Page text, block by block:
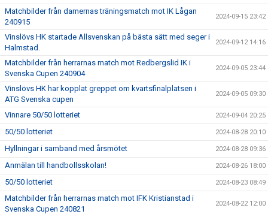
Matchbilder från damernas träningsmatch mot IK Lågan
240915
2024-09-15 23:42
Vinslövs HK startade Allsvenskan på bästa sätt med seger i
Halmstad.
2024-09-12 14:16
Matchbilder från herrarnas match mot Redbergslid IK i
Svenska Cupen 240904
2024-09-05 23:44
Vinslövs HK har kopplat greppet om kvartsfinalplatsen i
ATG Svenska cupen
2024-09-05 09:30
Vinnare 50/50 lotteriet 2024-09-04 20:25
50/50 lotteriet 2024-08-28 20:10
Hyllningar i samband med årsmötet 2024-08-28 09:36
Anmälan till handbollsskolan! 2024-08-26 18:00
50/50 lotteriet 2024-08-23 08:49
Matchbilder från herrarnas match mot IFK Kristianstad i
Svenska Cupen 240821
2024-08-22 12:00